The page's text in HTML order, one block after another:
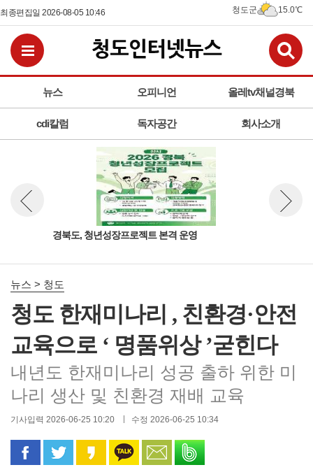
최종편집일 2026-08-05 10:46 청도군 15.0℃
뉴스 오피니언 올레tv채널경북
cdi칼럼 독자공간 회사소개
전체메뉴보기
경북도, 청년성장프로젝트 본격 운영
뉴스 이전보기
뉴스 > 청도
청도 한재미나리 , 친환경·안전
교육으로 ‘ 명품위상 ’굳힌다
내년도 한재미나리 성공 출하 위한 미
나리 생산 및 친환경 재배 교육
기사입력 2026-06-25 10:20 수정 2026-06-25 10:34
페이스북으로 공유
트위터로 공유카카오 스토리로 공유
카카오톡으로 공유
문자로 공유